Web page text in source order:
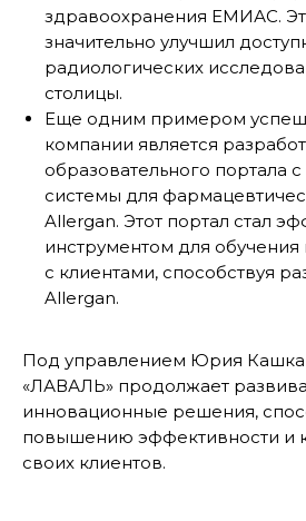
здравоохранения ЕМИАС.
значительно улучшил
радиологических
столицы.
Еще одним примером
компании является
образовательного портала
системы для
Allergan. Этот портал стал
инструментом для
с клиентами, способствуя
Allergan.
Под управлением Юрия
«ЛАВАЛЬ» продолжает
инновационные решения,
повышению эффективности и
своих клиентов.